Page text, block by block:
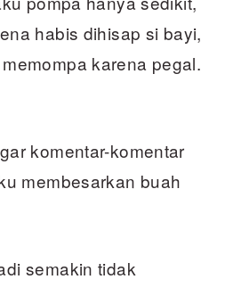
habis dihisap si bayi,
karena pegal.
komentar-komentar
membesarkan buah
semakin tidak